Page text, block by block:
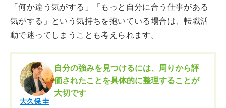
「何か違う気がする」「もっと自分に合う仕事がある
気がする」という気持ちを抱いている場合は、転職活
動で迷ってしまうことも考えられます。
大久保 圭
自分の強みを見つけるには、周りから評
価されたことを具体的に整理することが
大切です